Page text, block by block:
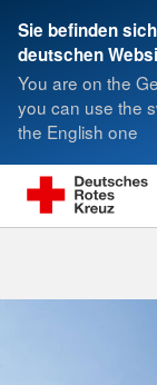
Sie befinden
deutschen
You are on the
you can use the
the English one
Suche